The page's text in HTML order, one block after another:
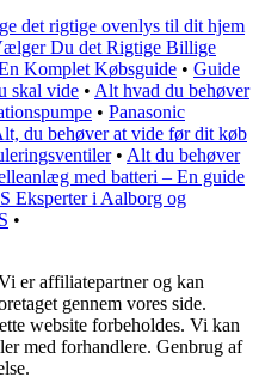
det rigtige ovenlys til dit hjem
Du det Rigtige Billige
Komplet Købsguide • Guide
skal vide • Alt hvad du behøver
• Panasonic
du behøver at vide før dit køb
• Alt du behøver
med batteri – En guide
Eksperter i Aalborg og
•
er affiliatepartner og kan
gennem vores side.
website forbeholdes. Vi kan
med forhandlere. Genbrug af